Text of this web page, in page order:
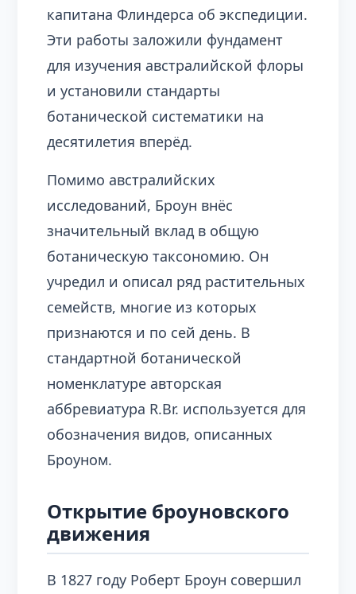
капитана Флиндерса об экспедиции.
Эти работы заложили фундамент
для изучения австралийской флоры
и установили стандарты
ботанической систематики на
десятилетия вперёд.
Помимо австралийских
исследований, Броун внёс
значительный вклад в общую
ботаническую таксономию. Он
учредил и описал ряд растительных
семейств, многие из которых
признаются и по сей день. В
стандартной ботанической
номенклатуре авторская
аббревиатура R.Br. используется для
обозначения видов, описанных
Броуном.
Открытие броуновского
движения
В 1827 году Роберт Броун совершил